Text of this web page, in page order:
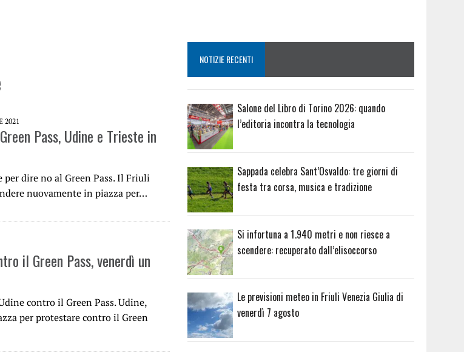
2021
Pass, Udine e Trieste in
dire no al Green Pass. Il Friuli
nuovamente in piazza per…
il Green Pass, venerdì un
contro il Green Pass. Udine,
per protestare contro il Green
NOTIZIE RECENTI
Salone del Libro di Torino 2026: quando
l’editoria incontra la tecnologia
Sappada celebra Sant’Osvaldo: tre giorni di
festa tra corsa, musica e tradizione
Si infortuna a 1.940 metri e non riesce a
scendere: recuperato dall’elisoccorso
Le previsioni meteo in Friuli Venezia Giulia di
venerdì 7 agosto